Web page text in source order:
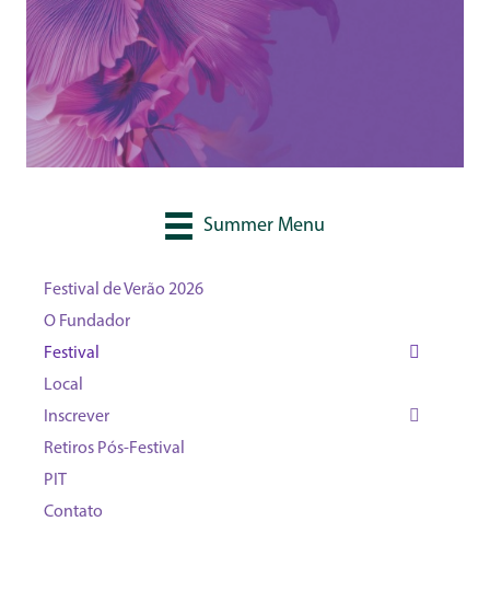
24 JUL - 8 AGO
Reservar agora
Summer Menu
Festival de Verão 2026
O Fundador
Festival
Local
Inscrever
Retiros Pós-Festival
PIT
Contato